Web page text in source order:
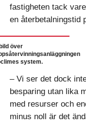
fastigheten tack
en återbetalningstid
över
system.
– Vi ser det dock
besparing utan lika
med resurser och
minus noll är det